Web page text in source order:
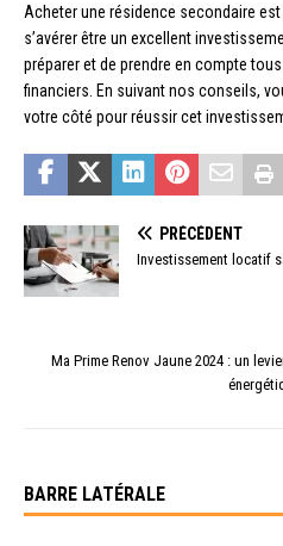
Acheter une résidence secondaire
s’avérer être un excellent
préparer et de prendre en compte
financiers. En suivant nos conseils,
votre côté pour réussir cet
PRÉCÉDENT
Investissement locatif
Ma Prime Renov Jaune 2024 : un
BARRE LATÉRALE